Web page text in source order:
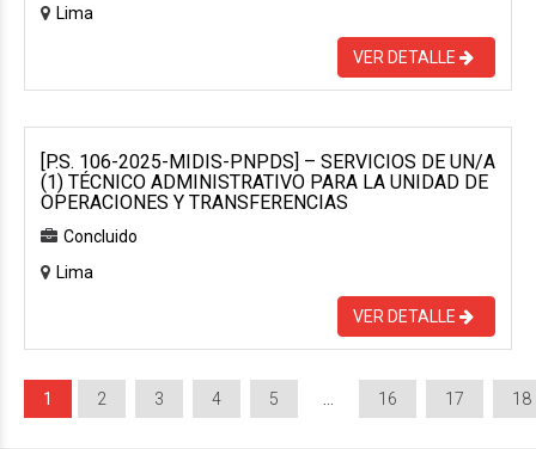
Lima
VER DETALLE
[P.S. 106-2025-MIDIS-PNPDS] – SERVICIOS DE UN/A
(1) TÉCNICO ADMINISTRATIVO PARA LA UNIDAD DE
OPERACIONES Y TRANSFERENCIAS
Concluido
Lima
VER DETALLE
1 2 3 4 5 16 17 18